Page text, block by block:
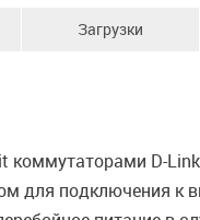
Загрузки
коммутаторами D-
для подключения к